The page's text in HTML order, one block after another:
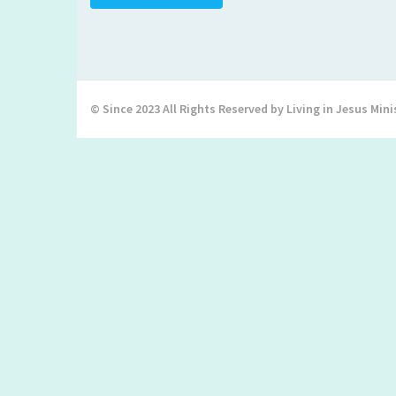
© Since 2023 All Rights Reserved by Living in Jesus